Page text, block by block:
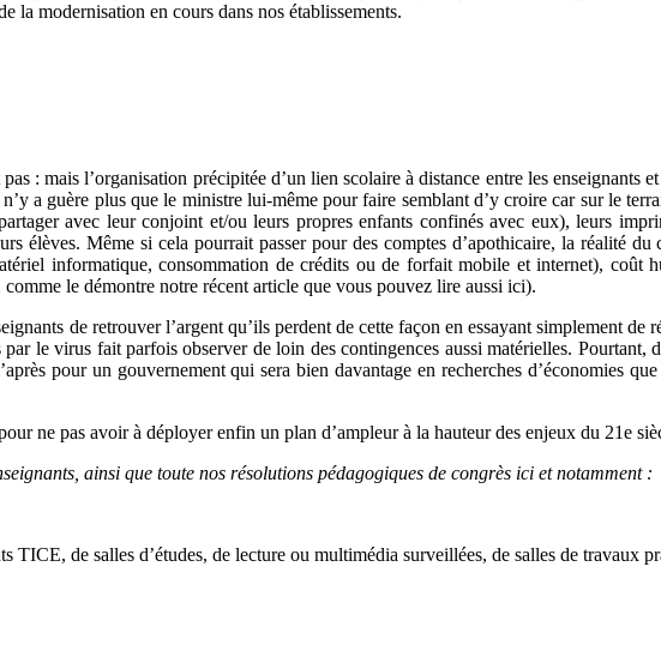
la modernisation en cours dans nos établissements.
: mais l’organisation précipitée d’un lien scolaire à distance entre les enseignants
a guère plus que le ministre lui-même pour faire semblant d’y croire car sur le
avec leur conjoint et/ou leurs propres enfants confinés avec eux), leurs
élèves. Même si cela pourrait passer pour des comptes d’apothicaire, la réalité
informatique, consommation de crédits ou de forfait mobile et internet), coût
le démontre notre récent article que vous pouvez lire aussi ici).
de retrouver l’argent qu’ils perdent de cette façon en essayant simplement de
le virus fait parfois observer de loin des contingences aussi matérielles. Pourtant,
pour un gouvernement qui sera bien davantage en recherches d’économies
ne pas avoir à déployer enfin un plan d’ampleur à la hauteur des enjeux du 21e
ainsi que toute nos résolutions pédagogiques de congrès ici et notamment :
de salles d’études, de lecture ou multimédia surveillées, de salles de travaux